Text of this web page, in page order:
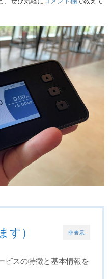
非表示
す）
ビスの特徴と基本情報を